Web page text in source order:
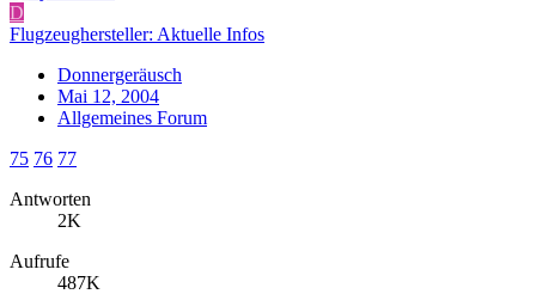
D
Flugzeughersteller: Aktuelle Infos
Donnergeräusch
Mai 12, 2004
Allgemeines Forum
75 76 77
Antworten
2K
Aufrufe
487K